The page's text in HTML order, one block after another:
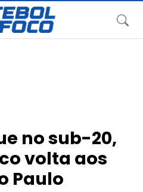
no sub-20,
volta aos
Paulo